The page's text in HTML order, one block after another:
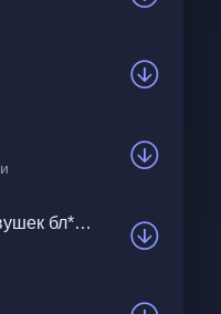
Не называйте девушек бл*дями!